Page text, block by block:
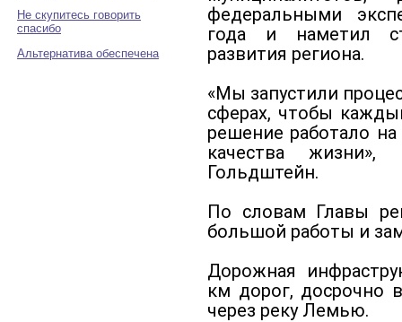
Не скупитесь говорить
спасибо
Альтернатива обеспечена
федеральными
года и наметил
развития региона.
«Мы запустили
сферах, чтобы
решение работало
качества жизни»,
Гольдштейн.
По словам Главы
большой работы и
Дорожная
км дорог, досрочно
через реку Лемью.